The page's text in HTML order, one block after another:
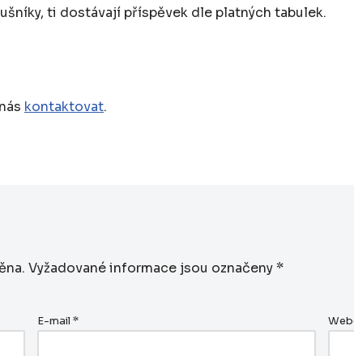
ti dostávají příspěvek dle platných tabulek.
kontaktovat.
Vyžadované informace jsou označeny*
E-mail*